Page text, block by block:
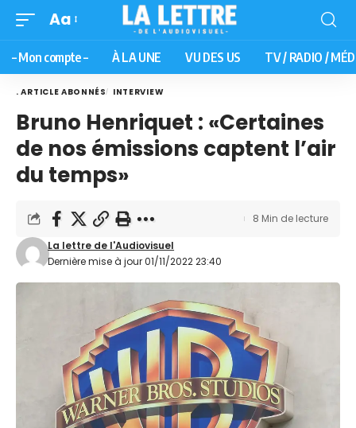
Aa
– Mon compte – À LA UNE VU DES US TV / RADIO /
. ARTICLE ABONNÉS INTERVIEW
Bruno Henriquet : «Certaines
de nos émissions captent l’air
du temps»
Dernière mise à jour 01/11/2022 23:40
La lettre de l'Audiovisuel
8 Min de lecture